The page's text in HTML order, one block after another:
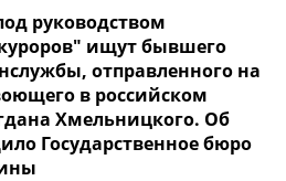
руководством
ищут бывшего
отправленного на
в российском
Хмельницкого. Об
Государственное бюро